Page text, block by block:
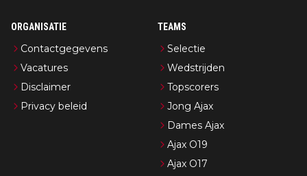
ORGANISATIE
Contactgegevens
Vacatures
Disclaimer
Privacy beleid
TEAMS
Selectie
Wedstrijden
Topscorers
Jong Ajax
Dames Ajax
Ajax O19
Ajax O17